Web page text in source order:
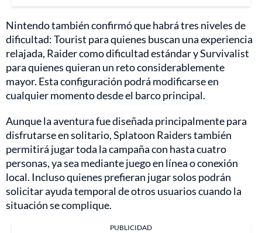
Nintendo también confirmó que habrá tres niveles de
dificultad: Tourist para quienes buscan una experiencia
relajada, Raider como dificultad estándar y Survivalist
para quienes quieran un reto considerablemente
mayor. Esta configuración podrá modificarse en
cualquier momento desde el barco principal.
Aunque la aventura fue diseñada principalmente para
disfrutarse en solitario, Splatoon Raiders también
permitirá jugar toda la campaña con hasta cuatro
personas, ya sea mediante juego en línea o conexión
local. Incluso quienes prefieran jugar solos podrán
solicitar ayuda temporal de otros usuarios cuando la
situación se complique.
PUBLICIDAD